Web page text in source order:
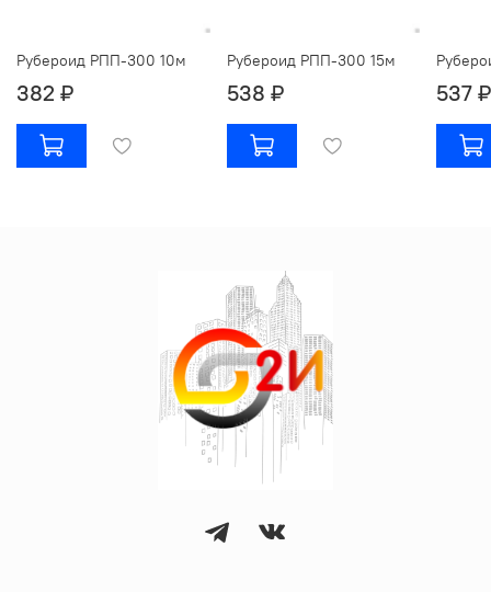
Рубероид РПП-300 10м
382 ₽
Рубероид РПП-300 15м
538 ₽ 537 ₽